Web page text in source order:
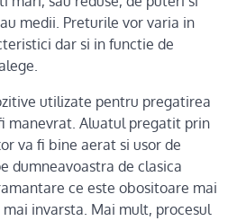
medii. Preturile vor varia in
dar si in functie de
utilizate pentru pregatirea
manevrat. Aluatul pregatit prin
va fi bine aerat si usor de
dumneavoastra de clasica
ce este obositoare mai
invarsta. Mai mult, procesul